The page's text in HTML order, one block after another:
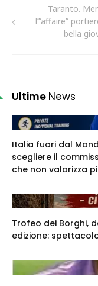
Taranto.
l’”affaire”
bella
Ultime News
Italia fuori dal
scegliere il
che non valorizza
Trofeo dei Borghi,
edizione: